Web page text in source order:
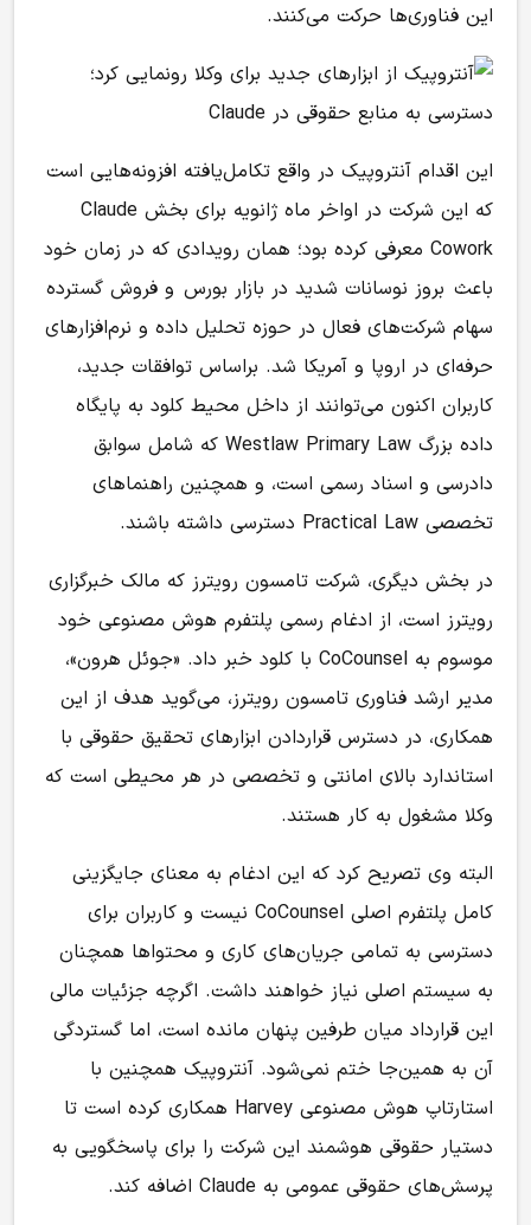
این فناوری‌ها حرکت می‌کنند.
این اقدام آنتروپیک در واقع تکامل‌یافته افزونه‌هایی است
که این شرکت در اواخر ماه ژانویه برای بخش Claude
Cowork معرفی کرده بود؛ همان رویدادی که در زمان خود
باعث بروز نوسانات شدید در بازار بورس و فروش گسترده
سهام شرکت‌های فعال در حوزه تحلیل داده و نرم‌افزارهای
حرفه‌ای در اروپا و آمریکا شد. براساس توافقات جدید،
کاربران اکنون می‌توانند از داخل محیط کلود به پایگاه
داده بزرگ Westlaw Primary Law که شامل سوابق
دادرسی و اسناد رسمی است، و همچنین راهنماهای
تخصصی Practical Law دسترسی داشته باشند.
در بخش دیگری، شرکت تامسون رویترز که مالک خبرگزاری
رویترز است، از ادغام رسمی پلتفرم هوش مصنوعی خود
موسوم به CoCounsel با کلود خبر داد. «جوئل هرون»،
مدیر ارشد فناوری تامسون رویترز، می‌گوید هدف از این
همکاری، در دسترس قراردادن ابزارهای تحقیق حقوقی با
استاندارد بالای امانتی و تخصصی در هر محیطی است که
وکلا مشغول به کار هستند.
البته وی تصریح کرد که این ادغام به معنای جایگزینی
کامل پلتفرم اصلی CoCounsel نیست و کاربران برای
دسترسی به تمامی جریان‌های کاری و محتواها همچنان
به سیستم اصلی نیاز خواهند داشت. اگرچه جزئیات مالی
این قرارداد میان طرفین پنهان مانده است، اما گستردگی
آن به همین‌جا ختم نمی‌شود. آنتروپیک همچنین با
استارتاپ هوش مصنوعی Harvey همکاری کرده است تا
دستیار حقوقی هوشمند این شرکت را برای پاسخگویی به
پرسش‌های حقوقی عمومی به Claude اضافه کند.